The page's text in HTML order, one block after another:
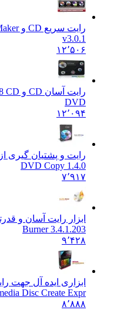
رايت سريع CD و DVD
Maker
v3.0.1
۱۲٬۵۰۶
رایت آسان CD و DVD
10.8 CD
۱۲٬۰۹۴
رایت و پشتیان گیری از DVD نرم افزار DVD
DVD Copy 1.4.0
۷٬۹۱۷
ابزار رایت آسان و قدرتمند CD و DVD
Burner 3.4.1.203
۹٬۴۲۸
ابزاری ایده آل جهت رایت CD , DVD و بلوری
Disc Create Expr
۸٬۸۸۸